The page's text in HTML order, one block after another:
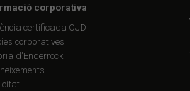
corporativa
certificada OJD
corporatives
d'Enderrock